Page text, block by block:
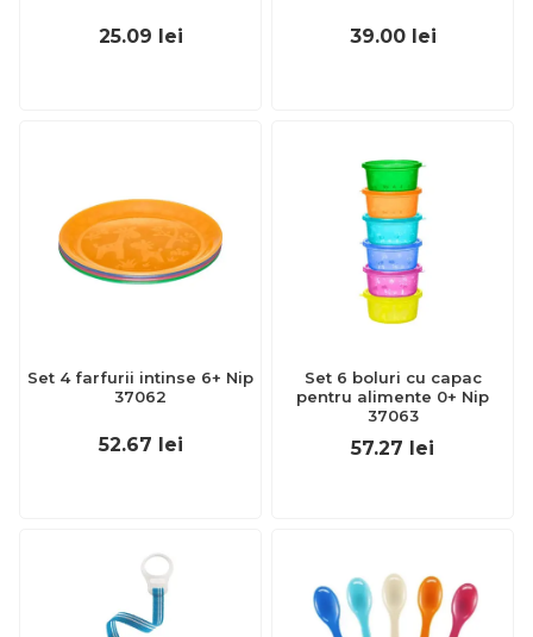
25.09 lei 39.00 lei
Set 4 farfurii intinse 6+ Nip
37062
52.67 lei
Set 6 boluri cu capac
pentru alimente 0+ Nip
37063
57.27 lei